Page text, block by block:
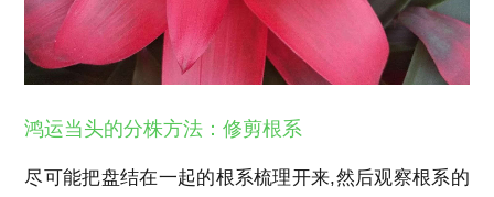
鸿运当头的分株方法：修剪根系
尽可能把盘结在一起的根系梳理开来,然后观察根系的